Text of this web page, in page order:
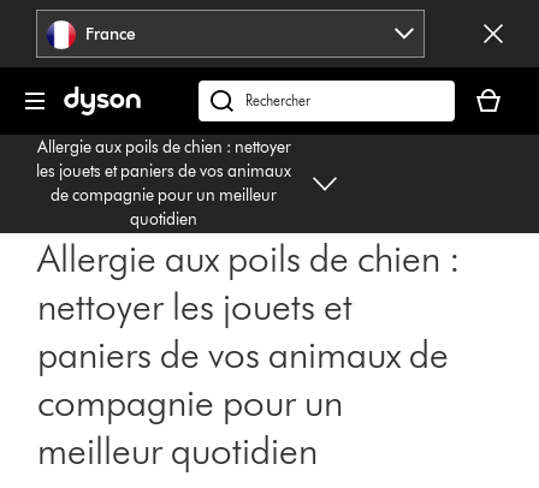
Sauter
pages
France
Rechercher
des
produits
panier
est
Allergie aux poils de chien : nettoyer
les jouets et paniers de vos animaux
de compagnie pour un meilleur
quotidien
Allergie aux poils de chien :
nettoyer les jouets et
paniers de vos animaux de
compagnie pour un
meilleur quotidien